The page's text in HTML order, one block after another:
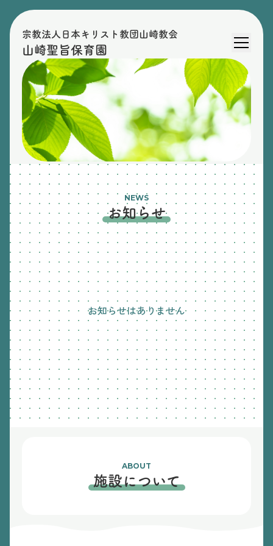
宗教法人日本キリスト教団山崎教会
山崎聖旨保育園
NEWS
お知らせ
お知らせはありません
ABOUT
施設について